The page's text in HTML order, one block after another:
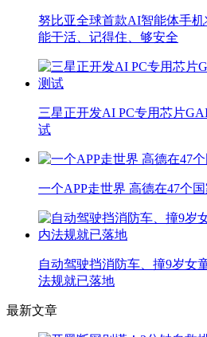
努比亚全球首款AI智能体手机
能干活、记得住、够安全
三星正开发AI PC专用芯片
试
一个APP走世界 高德在47个
自动驾驶挡消防车、撞9岁女
法规就已落地
最新文章